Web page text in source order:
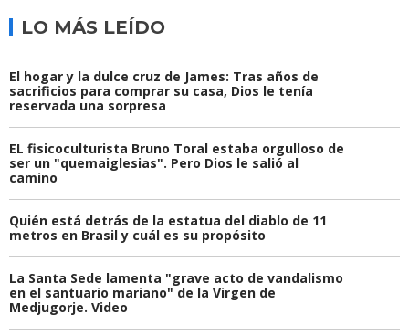
LO MÁS LEÍDO
El hogar y la dulce cruz de James: Tras años de
sacrificios para comprar su casa, Dios le tenía
reservada una sorpresa
EL fisicoculturista Bruno Toral estaba orgulloso de
ser un "quemaiglesias". Pero Dios le salió al
camino
Quién está detrás de la estatua del diablo de 11
metros en Brasil y cuál es su propósito
La Santa Sede lamenta "grave acto de vandalismo
en el santuario mariano" de la Virgen de
Medjugorje. Video